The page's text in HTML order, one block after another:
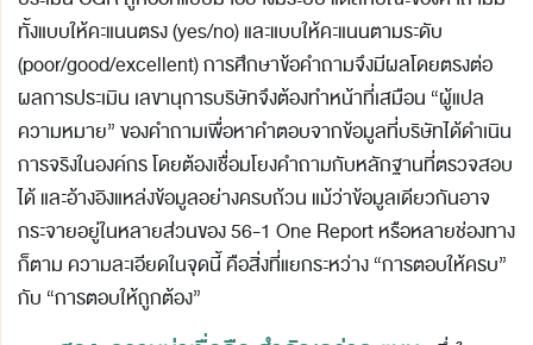
ทั้งแบบให้คะแนนตรง (yes/no) และแบบให้คะแนนตามระดับ
(poor/good/excellent) การศึกษาข้อคำถามจึงมีผลโดยตรงต่อ
ผลการประเมิน เลขานุการบริษัทจึงต้องทำหน้าที่เสมือน “ผู้แปล
ความหมาย” ของคำถามเพื่อหาคำตอบจากข้อมูลที่บริษัทได้ดำเนิน
การจริงในองค์กร โดยต้องเชื่อมโยงคำถามกับหลักฐานที่ตรวจสอบ
ได้ และอ้างอิงแหล่งข้อมูลอย่างครบถ้วน แม้ว่าข้อมูลเดียวกันอาจ
กระจายอยู่ในหลายส่วนของ 56-1 One Report หรือหลายช่องทาง
ก็ตาม ความละเอียดในจุดนี้ คือสิ่งที่แยกระหว่าง “การตอบให้ครบ”
กับ “การตอบให้ถูกต้อง”